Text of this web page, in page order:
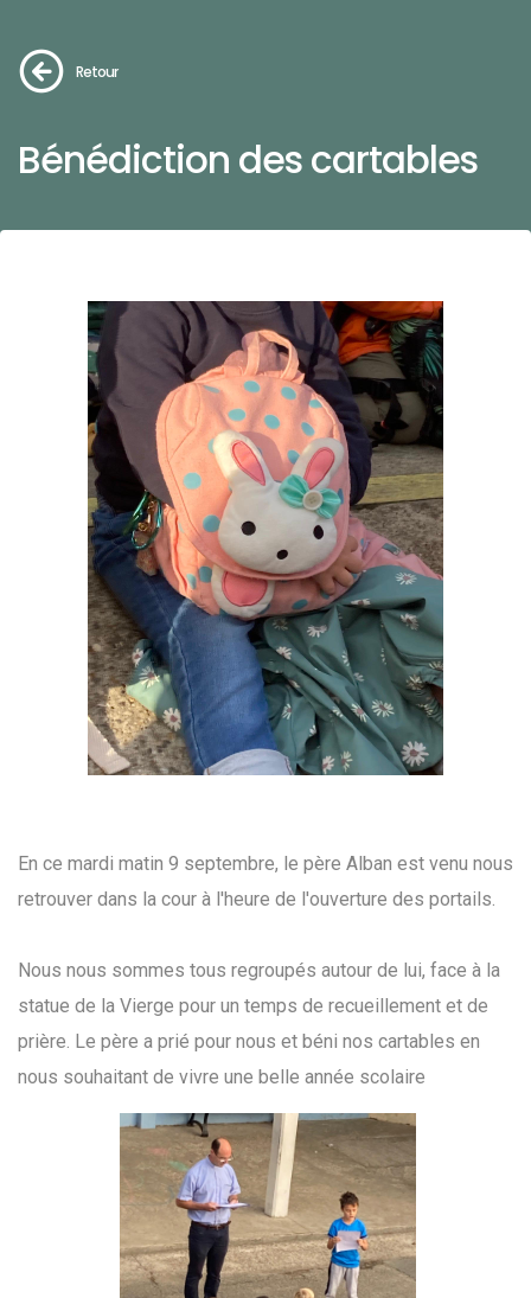
Retour
Bénédiction des cartables
En ce mardi matin 9 septembre, le père Alban est venu nous
retrouver dans la cour à l'heure de l'ouverture des portails.
Nous nous sommes tous regroupés autour de lui, face à la
statue de la Vierge pour un temps de recueillement et de
prière. Le père a prié pour nous et béni nos cartables en
nous souhaitant de vivre une belle année scolaire